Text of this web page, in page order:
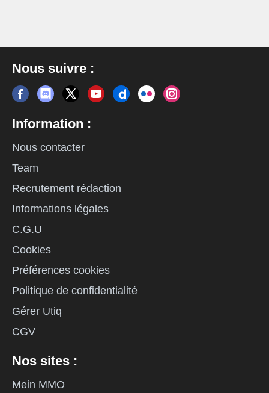
Nous suivre :
Information :
Nous contacter
Team
Recrutement rédaction
Informations légales
C.G.U
Cookies
Préférences cookies
Politique de confidentialité
Gérer Utiq
CGV
Nos sites :
Mein MMO